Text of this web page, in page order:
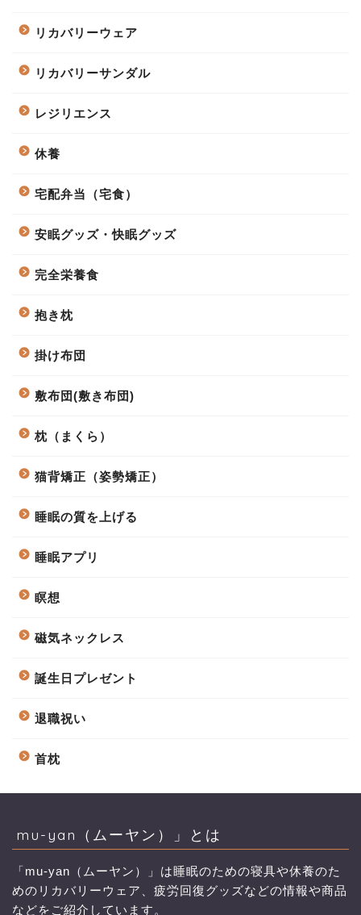
リカバリーウェア
リカバリーサンダル
レジリエンス
休養
宅配弁当（宅食）
安眠グッズ・快眠グッズ
完全栄養食
抱き枕
掛け布団
敷布団(敷き布団)
枕（まくら）
猫背矯正（姿勢矯正）
睡眠の質を上げる
睡眠アプリ
瞑想
磁気ネックレス
誕生日プレゼント
退職祝い
首枕
mu-yan（ムーヤン）」とは
「mu-yan（ムーヤン）」は睡眠のための寝具や休養のた
めのリカバリーウェア、疲労回復グッズなどの情報や商品
などをご紹介しています。